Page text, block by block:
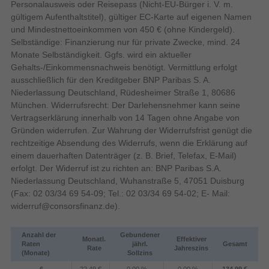
Kamera-Typ Kompaktkamera
Bildschirm
Bildschirmauflösung
230000 Pixel
Display LCD
Bildschirmdiagonale
Touchscreen
Blende
Kürzeste Verschlusszeit 1/2000 s
Längste Verschlusszeit 4 s
Blitz
Blitzreichweite (Weitwinkel)
Blitz-Modi
Auto, Blitz Aus, Flash an, Rote-Augen-
Reduzierung, Langsame Synchronisation
Personalausweis oder Reisepass (Nicht-EU-Bürger i. V. m.
gültigem Aufenthaltstitel), gültiger EC-Karte auf eigenen Namen
und Mindestnettoeinkommen von 450 € (ohne Kindergeld).
Selbständige: Finanzierung nur für private Zwecke, mind. 24
Monate Selbständigkeit. Ggfs. wird ein aktueller
Gehalts-/Einkommensnachweis benötigt. Vermittlung erfolgt
ausschließlich für den Kreditgeber BNP Paribas S. A.
Niederlassung Deutschland, Rüdesheimer Straße 1, 80686
München. Widerrufsrecht: Der Darlehensnehmer kann seine
Vertragserklärung innerhalb von 14 Tagen ohne Angabe von
Gründen widerrufen. Zur Wahrung der Widerrufsfrist genügt die
rechtzeitige Absendung des Widerrufs, wenn die Erklärung auf
einem dauerhaften Datenträger (z. B. Brief, Telefax, E-Mail)
erfolgt. Der Widerruf ist zu richten an: BNP Paribas S.A.
Niederlassung Deutschland, Wuhanstraße 5, 47051 Duisburg
(Fax: 02 03/34 69 54-09; Tel.: 02 03/34 69 54-02; E- Mail:
widerruf@consorsfinanz.de).
Anzahl der
Raten
(Monate)
Monatl.
Rate
Gebundener
jährl.
Sollzins
Effektiver
Jahreszins
Gesamt